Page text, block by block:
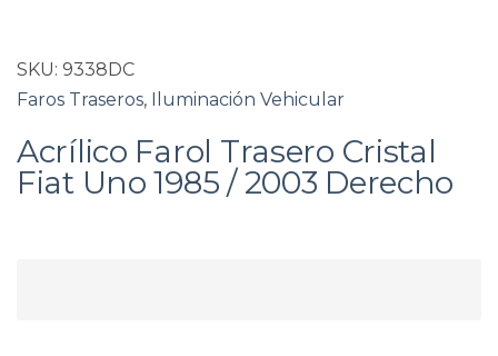
SKU: 9338DC
Faros Traseros, Iluminación Vehicular
Acrílico Farol Trasero Cristal
Fiat Uno 1985 / 2003 Derecho